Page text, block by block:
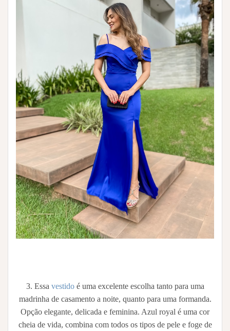
3. Essa vestido é uma excelente escolha tanto para uma
madrinha de casamento a noite, quanto para uma formanda.
Opção elegante, delicada e feminina. Azul royal é uma cor
cheia de vida, combina com todos os tipos de pele e foge de